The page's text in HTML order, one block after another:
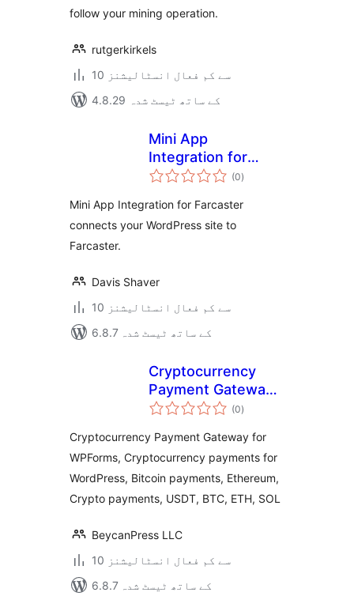
follow your mining operation.
rutgerkirkels
10 سے کم فعال انسٹالیشنز
4.8.29 کے ساتھ ٹیسٹ شدہ
Mini App
Integration for
Farcaster
(0مجموعی
درجہ
)
Mini App Integration for Farcaster
connects your WordPress site to
Farcaster.
Davis Shaver
10 سے کم فعال انسٹالیشنز
6.8.7 کے ساتھ ٹیسٹ شدہ
Cryptocurrency
Payment Gateway
for WPForms by
(0مجموعی
درجہ
)
Cryptocurrency Payment Gateway for
WPForms, Cryptocurrency payments for
WordPress, Bitcoin payments, Ethereum,
Crypto payments, USDT, BTC, ETH, SOL
BeycanPress LLC
10 سے کم فعال انسٹالیشنز
6.8.7 کے ساتھ ٹیسٹ شدہ